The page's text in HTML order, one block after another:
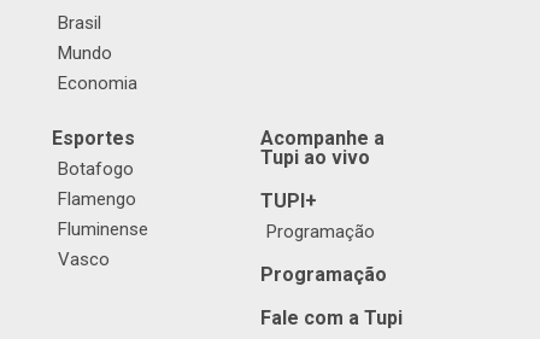
Brasil
Mundo
Economia
Esportes
Botafogo
Flamengo
Fluminense
Vasco
Acompanhe a
Tupi ao vivo
TUPI+
Programação
Programação
Fale com a Tupi